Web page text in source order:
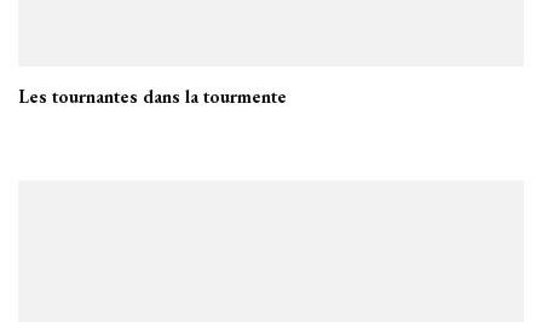
Les tournantes dans la tourmente